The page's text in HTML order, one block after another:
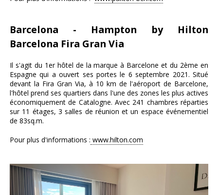
Barcelona - Hampton by Hilton
Barcelona Fira Gran Via
Il s'agit du 1er hôtel de la marque à Barcelone et du 2ème en
Espagne qui a ouvert ses portes le 6 septembre 2021. Situé
devant la Fira Gran Via, à 10 km de l'aéroport de Barcelone,
l'hôtel prend ses quartiers dans l'une des zones les plus actives
économiquement de Catalogne. Avec 241 chambres réparties
sur 11 étages, 3 salles de réunion et un espace événementiel
de 83sq.m.
Pour plus d'informations : www.hilton.com